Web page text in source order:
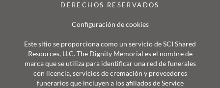
DERECHOS RESERVADOS
Configuración de cookies
Este sitio se proporciona como un servicio de SCI Shared
Resources, LLC. The Dignity Memorial es el nombre de
marca que se utiliza para identificar una red de funerales
con licencia, servicios de cremación y proveedores
funerarios que incluyen a los afiliados de Service